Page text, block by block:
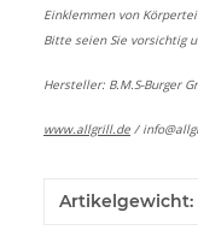
Einklemmen von
Bitte seien Sie vorsichtig
Hersteller: B.M.S-Burger
www.allgrill.de /
Artikelgewicht: